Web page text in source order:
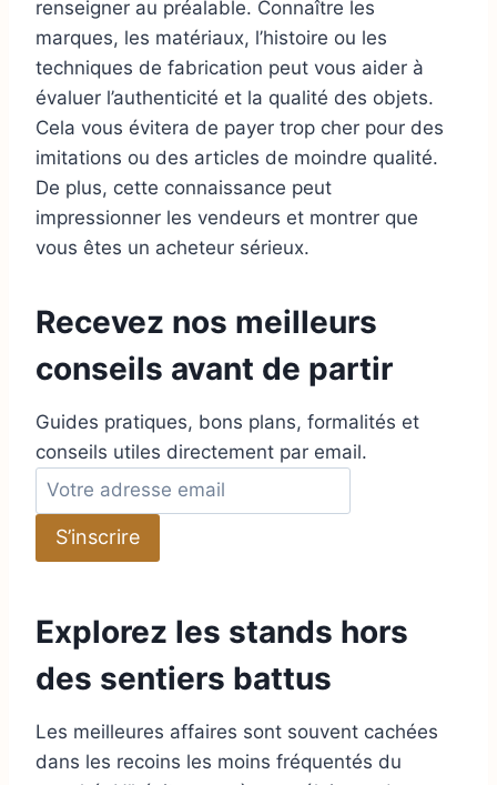
renseigner au préalable. Connaître les
marques, les matériaux, l’histoire ou les
techniques de fabrication peut vous aider à
évaluer l’authenticité et la qualité des objets.
Cela vous évitera de payer trop cher pour des
imitations ou des articles de moindre qualité.
De plus, cette connaissance peut
impressionner les vendeurs et montrer que
vous êtes un acheteur sérieux.
Recevez nos meilleurs
conseils avant de partir
Guides pratiques, bons plans, formalités et
conseils utiles directement par email.
A
d
s
e
m
a
S’inscrire
Explorez les stands hors
des sentiers battus
Les meilleures affaires sont souvent cachées
dans les recoins les moins fréquentés du